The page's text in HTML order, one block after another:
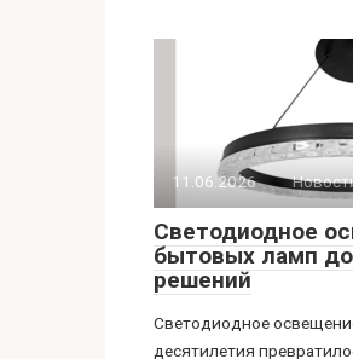
11.06.2026
Светодиодное
бытовых ламп
решений
Светодиодное
десятилетия